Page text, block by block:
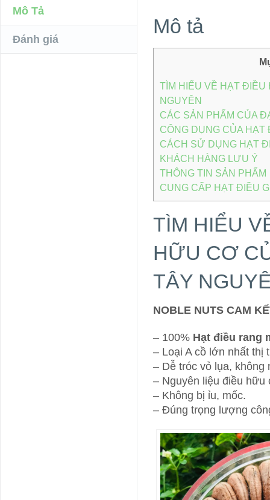
Mô Tả
Đánh giá
Mô tả
TÌM HIỂU VỀ HẠT
NGUYÊN
CÁC SẢN PHẨM CỦA
CÔNG DỤNG CỦA HẠT
CÁCH SỬ DỤNG HẠT
KHÁCH HÀNG LƯU Ý
THÔNG TIN SẢN PHẨM
CUNG CẤP HẠT ĐIỀU
TÌM HIỂU
HỮU CƠ
TÂY
NOBLE NUTS CAM
– 100% Hạt điều rang
– Loại A cồ lớn nhất thị
– Dễ tróc vỏ lụa,
– Nguyên liệu điều hữu
– Không bị ỉu, mốc.
– Đúng trọng lượng